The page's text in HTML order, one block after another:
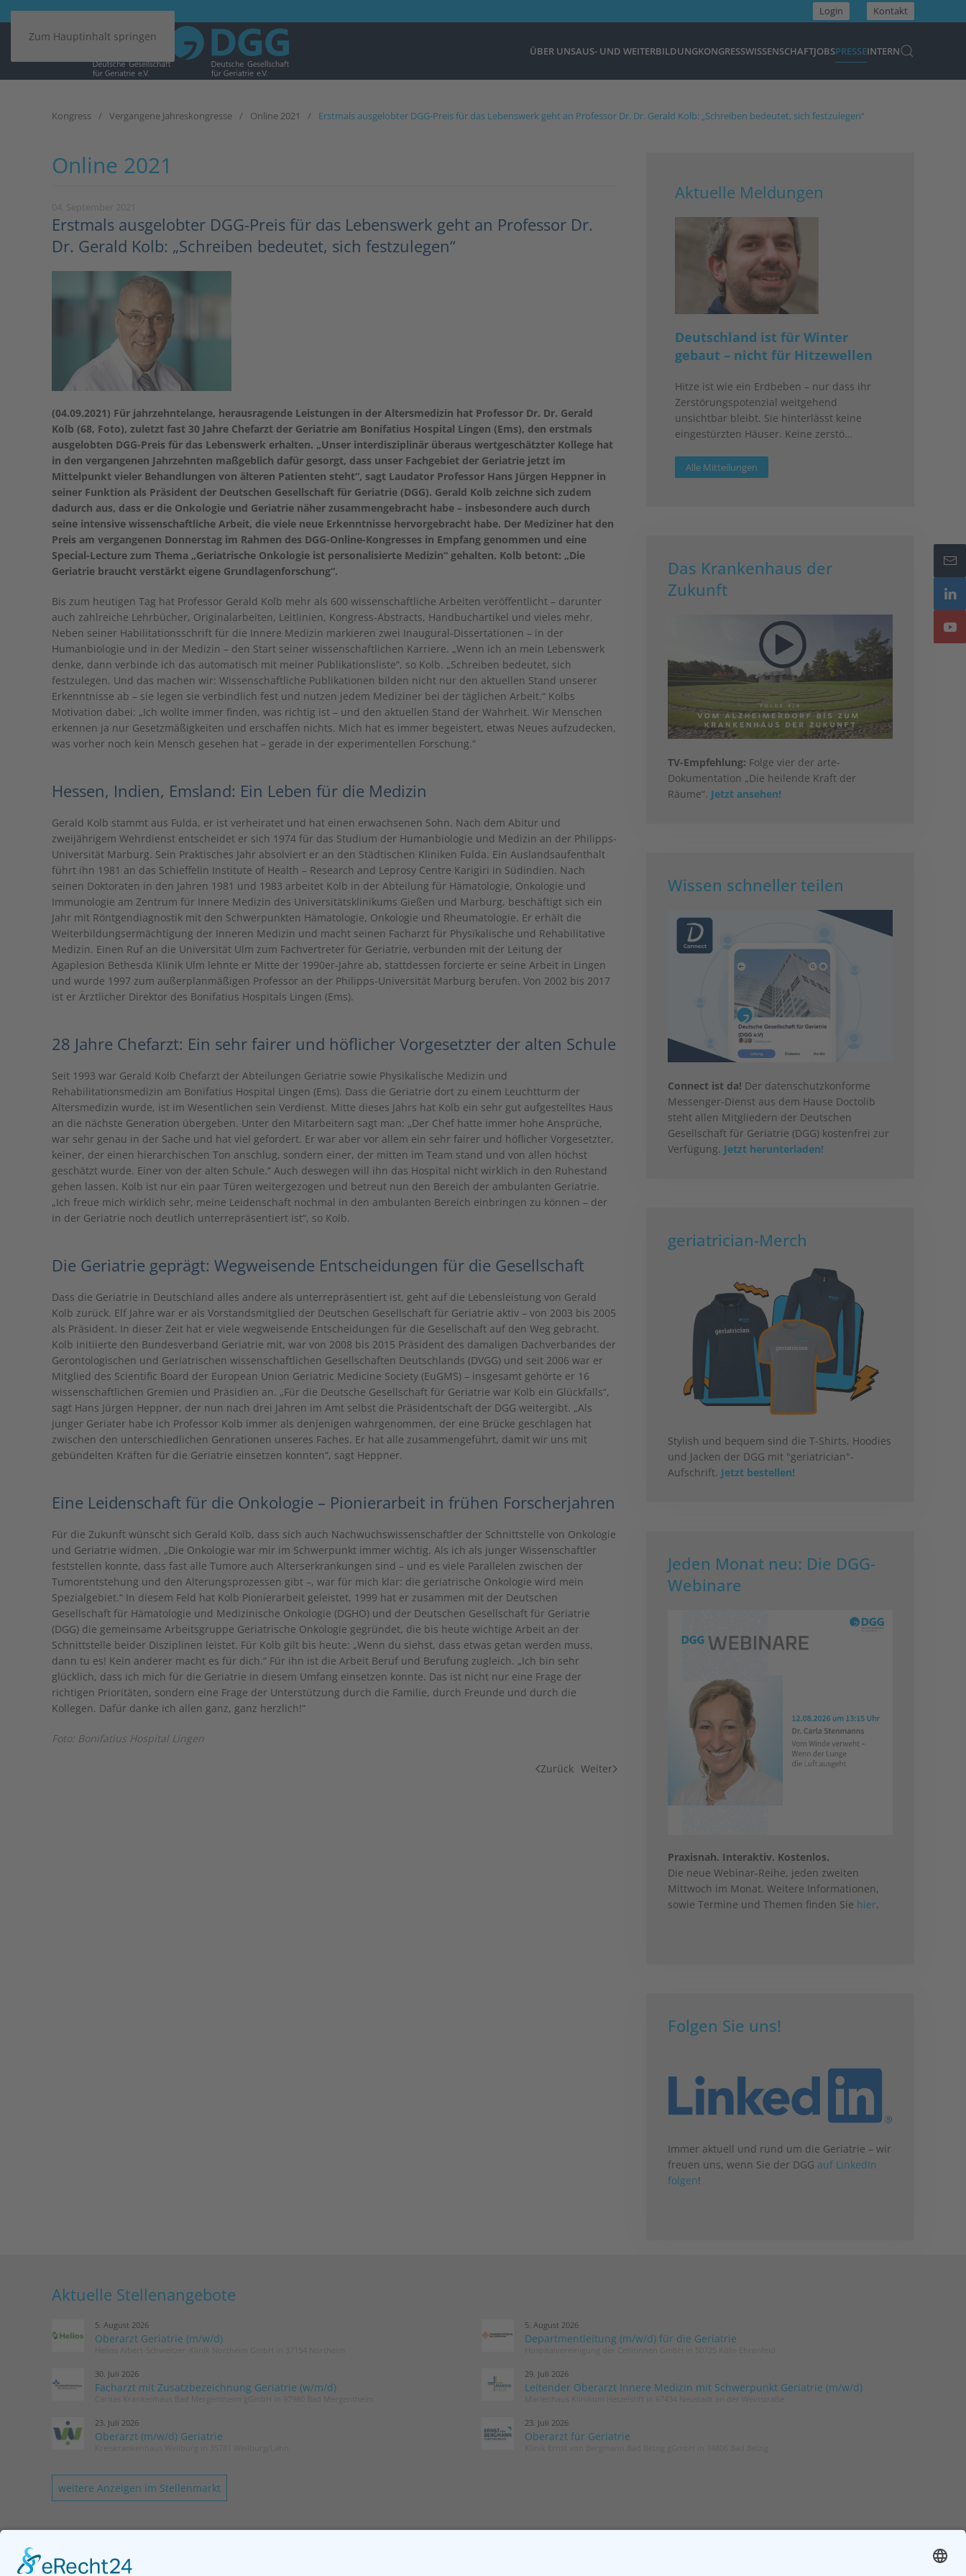
Zum Hauptinhalt springen
Login Kontakt
ÜBER UNSAUS- UND WEITERBILDUNGKONGRESSWISSENSCHAFTJOBSPRESSEINTERN
Kongress Vergangene Jahreskongresse Online 2021 Erstmals ausgelobter DGG-Preis für das Lebenswerk geht an Professor Dr. Dr. Gerald Kolb: „Schreiben bedeutet, sich festzulegen“
Online 2021
Erstmals ausgelobter DGG-Preis für das Lebenswerk geht an Professor Dr.
Dr. Gerald Kolb: „Schreiben bedeutet, sich festzulegen“
(04.09.2021) Für jahrzehntelange, herausragende Leistungen in der Altersmedizin hat Professor Dr. Dr. Gerald
Kolb (68, Foto), zuletzt fast 30 Jahre Chefarzt der Geriatrie am Bonifatius Hospital Lingen (Ems), den erstmals
ausgelobten DGG-Preis für das Lebenswerk erhalten. „Unser interdisziplinär überaus wertgeschätzter Kollege hat
in den vergangenen Jahrzehnten maßgeblich dafür gesorgt, dass unser Fachgebiet der Geriatrie jetzt im
Mittelpunkt vieler Behandlungen von älteren Patienten steht“, sagt Laudator Professor Hans Jürgen Heppner in
seiner Funktion als Präsident der Deutschen Gesellschaft für Geriatrie (DGG). Gerald Kolb zeichne sich zudem
dadurch aus, dass er die Onkologie und Geriatrie näher zusammengebracht habe – insbesondere auch durch
seine intensive wissenschaftliche Arbeit, die viele neue Erkenntnisse hervorgebracht habe. Der Mediziner hat den
Preis am vergangenen Donnerstag im Rahmen des DGG-Online-Kongresses in Empfang genommen und eine
Special-Lecture zum Thema „Geriatrische Onkologie ist personalisierte Medizin“ gehalten. Kolb betont: „Die
Geriatrie braucht verstärkt eigene Grundlagenforschung“.
Bis zum heutigen Tag hat Professor Gerald Kolb mehr als 600 wissenschaftliche Arbeiten veröffentlicht – darunter
auch zahlreiche Lehrbücher, Originalarbeiten, Leitlinien, Kongress-Abstracts, Handbuchartikel und vieles mehr.
Neben seiner Habilitationsschrift für die Innere Medizin markieren zwei Inaugural-Dissertationen – in der
Humanbiologie und in der Medizin – den Start seiner wissenschaftlichen Karriere. „Wenn ich an mein Lebenswerk
denke, dann verbinde ich das automatisch mit meiner Publikationsliste“, so Kolb. „Schreiben bedeutet, sich
festzulegen. Und das machen wir: Wissenschaftliche Publikationen bilden nicht nur den aktuellen Stand unserer
Erkenntnisse ab – sie legen sie verbindlich fest und nutzen jedem Mediziner bei der täglichen Arbeit.“ Kolbs
Motivation dabei: „Ich wollte immer finden, was richtig ist – und den aktuellen Stand der Wahrheit. Wir Menschen
erkennen ja nur Gesetzmäßigkeiten und erschaffen nichts. Mich hat es immer begeistert, etwas Neues aufzudecken,
was vorher noch kein Mensch gesehen hat – gerade in der experimentellen Forschung.“
Hessen, Indien, Emsland: Ein Leben für die Medizin
Gerald Kolb stammt aus Fulda, er ist verheiratet und hat einen erwachsenen Sohn. Nach dem Abitur und
zweijährigem Wehrdienst entscheidet er sich 1974 für das Studium der Humanbiologie und Medizin an der Philipps-
Universität Marburg. Sein Praktisches Jahr absolviert er an den Städtischen Kliniken Fulda. Ein Auslandsaufenthalt
führt ihn 1981 an das Schieffelin Institute of Health – Research and Leprosy Centre Karigiri in Südindien. Nach
seinen Doktoraten in den Jahren 1981 und 1983 arbeitet Kolb in der Abteilung für Hämatologie, Onkologie und
Immunologie am Zentrum für Innere Medizin des Universitätsklinikums Gießen und Marburg, beschäftigt sich ein
Jahr mit Röntgendiagnostik mit den Schwerpunkten Hämatologie, Onkologie und Rheumatologie. Er erhält die
Weiterbildungsermächtigung der Inneren Medizin und macht seinen Facharzt für Physikalische und Rehabilitative
Medizin. Einen Ruf an die Universität Ulm zum Fachvertreter für Geriatrie, verbunden mit der Leitung der
Agaplesion Bethesda Klinik Ulm lehnte er Mitte der 1990er-Jahre ab, stattdessen forcierte er seine Arbeit in Lingen
und wurde 1997 zum außerplanmäßigen Professor an der Philipps-Universität Marburg berufen. Von 2002 bis 2017
ist er Ärztlicher Direktor des Bonifatius Hospitals Lingen (Ems).
28 Jahre Chefarzt: Ein sehr fairer und höflicher Vorgesetzter der alten Schule
Seit 1993 war Gerald Kolb Chefarzt der Abteilungen Geriatrie sowie Physikalische Medizin und
Rehabilitationsmedizin am Bonifatius Hospital Lingen (Ems). Dass die Geriatrie dort zu einem Leuchtturm der
Altersmedizin wurde, ist im Wesentlichen sein Verdienst. Mitte dieses Jahrs hat Kolb ein sehr gut aufgestelltes Haus
an die nächste Generation übergeben. Unter den Mitarbeitern sagt man: „Der Chef hatte immer hohe Ansprüche,
war sehr genau in der Sache und hat viel gefordert. Er war aber vor allem ein sehr fairer und höflicher Vorgesetzter,
keiner, der einen hierarchischen Ton anschlug, sondern einer, der mitten im Team stand und von allen höchst
geschätzt wurde. Einer von der alten Schule.“ Auch deswegen will ihn das Hospital nicht wirklich in den Ruhestand
gehen lassen. Kolb ist nur ein paar Türen weitergezogen und betreut nun den Bereich der ambulanten Geriatrie.
„Ich freue mich wirklich sehr, meine Leidenschaft nochmal in den ambulanten Bereich einbringen zu können – der
in der Geriatrie noch deutlich unterrepräsentiert ist“, so Kolb.
Die Geriatrie geprägt: Wegweisende Entscheidungen für die Gesellschaft
Dass die Geriatrie in Deutschland alles andere als unterrepräsentiert ist, geht auf die Lebensleistung von Gerald
Kolb zurück. Elf Jahre war er als Vorstandsmitglied der Deutschen Gesellschaft für Geriatrie aktiv – von 2003 bis 2005
als Präsident. In dieser Zeit hat er viele wegweisende Entscheidungen für die Gesellschaft auf den Weg gebracht.
Kolb initiierte den Bundesverband Geriatrie mit, war von 2008 bis 2015 Präsident des damaligen Dachverbandes der
Gerontologischen und Geriatrischen wissenschaftlichen Gesellschaften Deutschlands (DVGG) und seit 2006 war er
Mitglied des Scientific Board der European Union Geriatric Medicine Society (EuGMS) – insgesamt gehörte er 16
wissenschaftlichen Gremien und Präsidien an. „Für die Deutsche Gesellschaft für Geriatrie war Kolb ein Glückfalls“,
sagt Hans Jürgen Heppner, der nun nach drei Jahren im Amt selbst die Präsidentschaft der DGG weitergibt. „Als
junger Geriater habe ich Professor Kolb immer als denjenigen wahrgenommen, der eine Brücke geschlagen hat
zwischen den unterschiedlichen Genrationen unseres Faches. Er hat alle zusammengeführt, damit wir uns mit
gebündelten Kräften für die Geriatrie einsetzen konnten“, sagt Heppner.
Eine Leidenschaft für die Onkologie – Pionierarbeit in frühen Forscherjahren
Für die Zukunft wünscht sich Gerald Kolb, dass sich auch Nachwuchswissenschaftler der Schnittstelle von Onkologie
und Geriatrie widmen. „Die Onkologie war mir im Schwerpunkt immer wichtig. Als ich als junger Wissenschaftler
feststellen konnte, dass fast alle Tumore auch Alterserkrankungen sind – und es viele Parallelen zwischen der
Tumorentstehung und den Alterungsprozessen gibt –, war für mich klar: die geriatrische Onkologie wird mein
Spezialgebiet.“ In diesem Feld hat Kolb Pionierarbeit geleistet, 1999 hat er zusammen mit der Deutschen
Gesellschaft für Hämatologie und Medizinische Onkologie (DGHO) und der Deutschen Gesellschaft für Geriatrie
(DGG) die gemeinsame Arbeitsgruppe Geriatrische Onkologie gegründet, die bis heute wichtige Arbeit an der
Schnittstelle beider Disziplinen leistet. Für Kolb gilt bis heute: „Wenn du siehst, dass etwas getan werden muss,
dann tu es! Kein anderer macht es für dich.“ Für ihn ist die Arbeit Beruf und Berufung zugleich. „Ich bin sehr
glücklich, dass ich mich für die Geriatrie in diesem Umfang einsetzen konnte. Das ist nicht nur eine Frage der
richtigen Prioritäten, sondern eine Frage der Unterstützung durch die Familie, durch Freunde und durch die
Kollegen. Dafür danke ich allen ganz, ganz herzlich!“
Foto: Bonifatius Hospital Lingen
Zurück Weiter
Aktuelle Meldungen
Deutschland ist für Winter
gebaut – nicht für Hitzewellen
Hitze ist wie ein Erdbeben – nur dass ihr
Zerstörungspotenzial weitgehend
unsichtbar bleibt. Sie hinterlässt keine
eingestürzten Häuser. Keine zerstö…
Alle Mitteilungen
Das Krankenhaus der
Zukunft
TV-Empfehlung: Folge vier der arte-
Dokumentation „Die heilende Kraft der
Räume“. Jetzt ansehen!
Wissen schneller teilen
Connect ist da! Der datenschutzkonforme
Messenger-Dienst aus dem Hause Doctolib
steht allen Mitgliedern der Deutschen
Gesellschaft für Geriatrie (DGG) kostenfrei zur
Verfügung. Jetzt herunterladen!
geriatrician-Merch
Stylish und bequem sind die T-Shirts, Hoodies
und Jacken der DGG mit "geriatrician"-
Aufschrift. Jetzt bestellen!
Jeden Monat neu: Die DGG-
Webinare
Praxisnah. Interaktiv. Kostenlos.
Die neue Webinar-Reihe, jeden zweiten
Mittwoch im Monat. Weitere Informationen,
sowie Termine und Themen finden Sie hier.
Folgen Sie uns!
Immer aktuell und rund um die Geriatrie – wir
freuen uns, wenn Sie der DGG auf LinkedIn
folgen!
Aktuelle Stellenangebote
5. August 2026
Oberarzt Geriatrie (m/w/d)
5. August 2026
Departmentleitung (m/w/d) für die Geriatrie
30. Juli 2026
Facharzt mit Zusatzbezeichnung Geriatrie (w/m/d)
29. Juli 2026
Leitender Oberarzt Innere Medizin mit Schwerpunkt Geriatrie (m/w/d)
23. Juli 2026
Oberarzt (m/w/d) Geriatrie
23. Juli 2026
Oberarzt für Geriatrie
weitere Anzeigen im Stellenmarkt